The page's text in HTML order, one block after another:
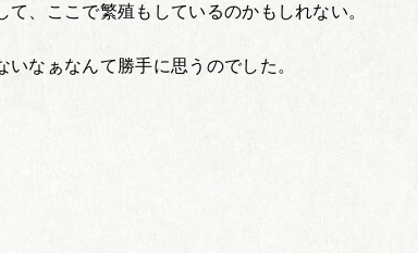
、ここで繁殖もしているのかもしれない。
なぁなんて勝手に思うのでした。